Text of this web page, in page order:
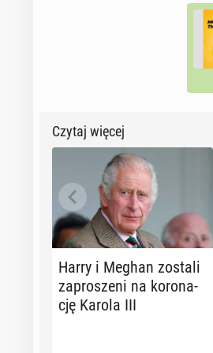
Czytaj więcej
Harry i Meghan zostali
za­pro­sze­ni na ko­ro­na­
cję Karola III